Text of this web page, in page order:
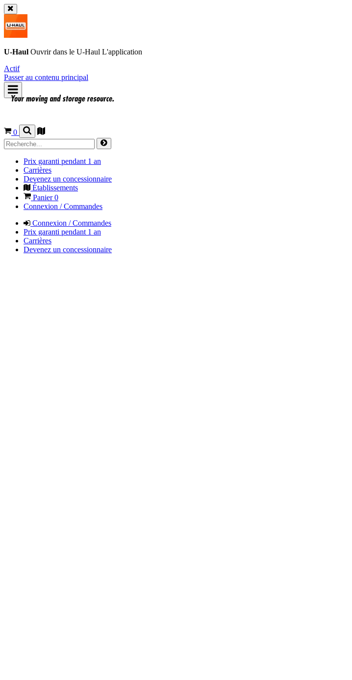
U-Haul Ouvrir dans le U-Haul L'application
Actif
Passer au contenu principal
0
Prix garanti pendant 1 an
Carrières
Devenez un concessionnaire
Établissements
Panier0
Connexion / Commandes
Connexion / Commandes
Prix garanti pendant 1 an
Carrières
Devenez un concessionnaire